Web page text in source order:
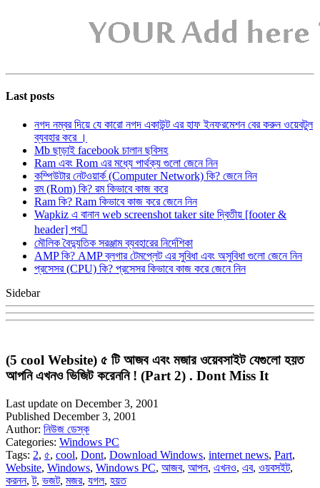
Last posts
নগদ নম্বর দিয়ে যে কারো নগদ একাউন্ট এর হাফ ইনফরমেশন বের করুন ওয়েবটুল
ব্যবহার করে ।
Mb ছাড়াই facebook চালান ছবিসহ
Ram এবং Rom এর মধ্যে পার্থক্য গুলো জেনে নিন
কম্পিউটার নেটওয়ার্ক (Computer Network) কি? জেনে নিন
রম (Rom) কি? রম কিভাবে কাজ করে
Ram কি? Ram কিভাবে কাজ করে জেনে নিন
Wapkiz এ বানান web screenshot taker site দ্বিতীয় [footer &
header] পব
মৌলিক বৈদ্যুতিক সরঞ্জাম ব্যবহারের নির্দেশিকা
AMP কি? AMP ব্লগার টেমপ্লেট এর সুবিধা এবং অসুবিধা গুলো জেনে নিন
প্রসেসর (CPU) কি? প্রসেসর কিভাবে কাজ করে জেনে নিন
Sidebar
(5 cool Website) ৫ টি আজব এবং মজার ওয়েবসাইট যেগুলো হয়ত
আপনি এখনও ভিজিট করেননি ! (Part 2) . Dont Miss It
Last update on December 3, 2001
Published December 3, 2001
Author: নিউজ ডেস্ক
Categories: Windows PC
Tags: 2, ৫, cool, Dont, Download Windows, internet news, Part,
Website, Windows, Windows PC, আজব, আপন, এখনও, এব, ওয়বসইট,
করনন,ট, ভজট, মজর, যগল, হয়ত